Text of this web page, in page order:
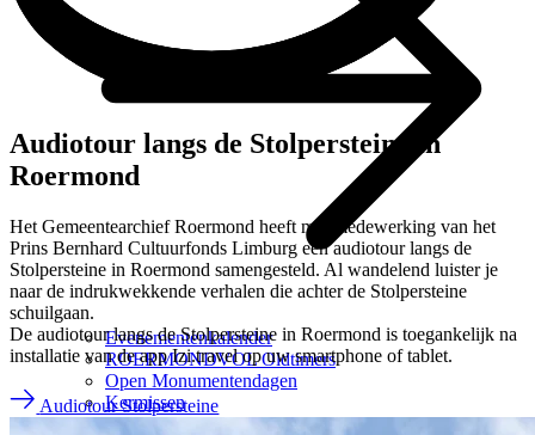
Evenementenkalender
ROERMONDVOL Oldtimers
Open Monumentendagen
Kermissen
Cultuuragenda
Audiotour langs de Stolpersteine in
Roermond
Het Gemeentearchief Roermond heeft met medewerking van het
Prins Bernhard Cultuurfonds Limburg een audiotour langs de
Stolpersteine in Roermond samengesteld. Al wandelend luister je
naar de indrukwekkende verhalen die achter de Stolpersteine
schuilgaan.
De audiotour langs de Stolpersteine in Roermond is toegankelijk na
installatie van de app Izi.travel op uw smartphone of tablet.
Audiotour Stolpersteine